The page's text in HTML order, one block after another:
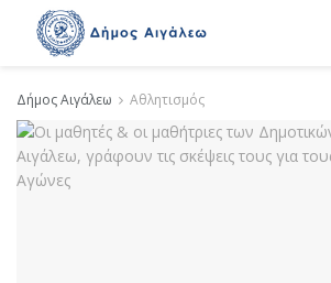
Δήμος Αιγάλεω Αθλητισμός